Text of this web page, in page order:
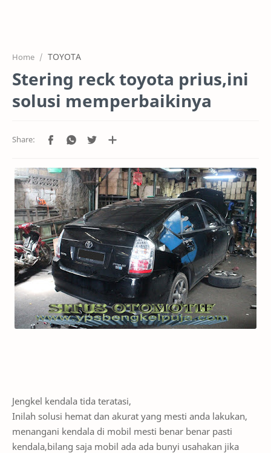
PROJEK
SERVICE
RTL MODE
Home TOYOTA
Stering reck toyota prius,ini
solusi memperbaikinya
Jengkel kendala tida teratasi,
Inilah solusi hemat dan akurat yang mesti anda lakukan,
menangani kendala di mobil mesti benar benar pasti
kendala,bilang saja mobil ada ada bunyi usahakan jika